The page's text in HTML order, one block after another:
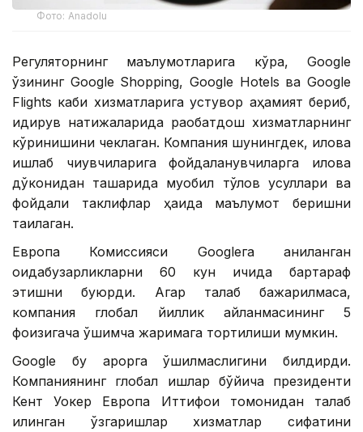
Фото: Аnadolu
Регуляторнинг маълумотларига кўра, Google
ўзининг Google Shopping, Google Hotels ва Google
Flights каби хизматларига устувор аҳамият бериб,
қидирув натижаларида рақобатдош хизматларнинг
кўринишини чеклаган. Компания шунингдек, илова
ишлаб чиқувчиларига фойдаланувчиларга илова
дўконидан ташқарида муқобил тўлов усуллари ва
фойдали таклифлар ҳақида маълумот беришни
тақиқлаган.
Европа Комиссияси Googleга аниқланган
қоидабузарликларни 60 кун ичида бартараф
этишни буюрди. Агар талаб бажарилмаса,
компания глобал йиллик айланмасининг 5
фоизигача қўшимча жаримага тортилиши мумкин.
Google бу қарорга қўшилмаслигини билдирди.
Компаниянинг глобал ишлар бўйича президенти
Кент Уокер Европа Иттифоқи томонидан талаб
қилинган ўзгаришлар хизматлар сифатини